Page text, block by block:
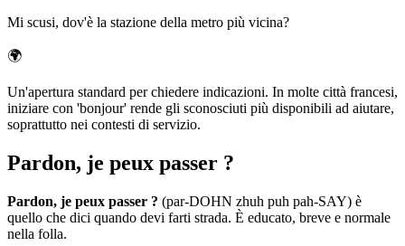
Mi scusi, dov'è la stazione della metro più vicina?
🌍
Un'apertura standard per chiedere indicazioni. In molte città francesi,
iniziare con 'bonjour' rende gli sconosciuti più disponibili ad aiutare,
soprattutto nei contesti di servizio.
Pardon, je peux passer ?
Pardon, je peux passer ? (par-DOHN zhuh puh pah-SAY) è
quello che dici quando devi farti strada. È educato, breve e normale
nella folla.